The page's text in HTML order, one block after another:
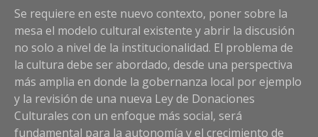
Se requiere en este nuevo contexto, poner sobre la
mesa el modelo cultural existente y abrir la discusión
no solo a nivel de la institucionalidad. El problema de
la cultura debe ser abordado, desde una perspectiva
más amplia en donde la gobernanza local por ejemplo
y la revisión de una nueva Ley de Donaciones
Culturales con un enfoque más social, será
fundamental para la autonomía y el crecimiento de